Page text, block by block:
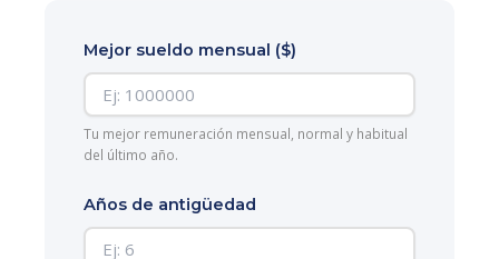
Mejor sueldo mensual ($)
Tu mejor remuneración mensual, normal y habitual
del último año.
Años de antigüedad